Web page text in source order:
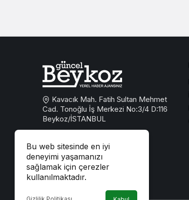
Bu web sitesinde en iyi
deneyimi yaşamanızı
sağlamak için çerezler
kullanılmaktadır.
Kavacık Mah. Fatih Sultan Mehmet
Cad. Tonoğlu İş Merkezi No:3/4 D:116
Beykoz/İSTANBUL
beykozguncel@gmail.com
iletisim@beykozguncel.com